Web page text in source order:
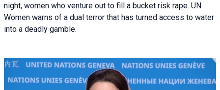
night, women who venture out to fill a bucket risk rape. UN
Women warns of a dual terror that has turned access to water
into a deadly gamble.